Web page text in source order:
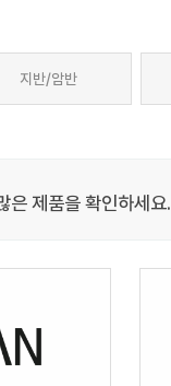
지반/암반
은 제품을 확인하세요.